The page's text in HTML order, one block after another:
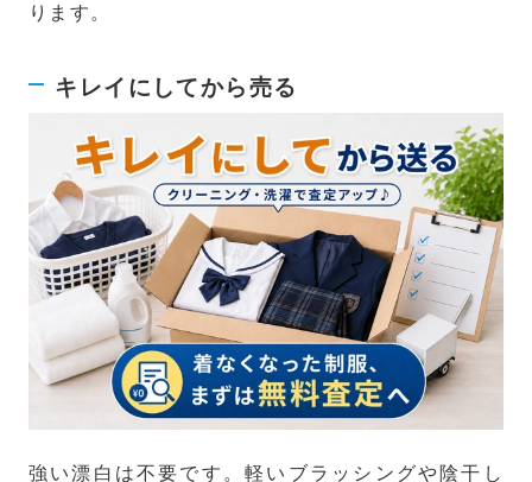
ります。
キレイにしてから売る
強い漂白は不要です。軽いブラッシングや陰干し